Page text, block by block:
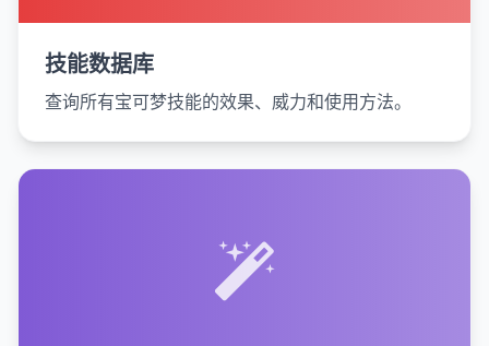
技能数据库
查询所有宝可梦技能的效果、威力和使用方法。